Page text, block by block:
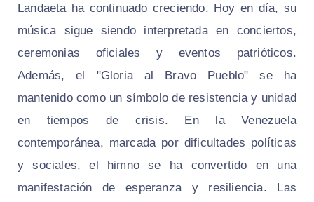
Landaeta ha continuado creciendo. Hoy en día, su
música sigue siendo interpretada en conciertos,
ceremonias oficiales y eventos patrióticos.
Además, el "Gloria al Bravo Pueblo" se ha
mantenido como un símbolo de resistencia y unidad
en tiempos de crisis. En la Venezuela
contemporánea, marcada por dificultades políticas
y sociales, el himno se ha convertido en una
manifestación de esperanza y resiliencia. Las